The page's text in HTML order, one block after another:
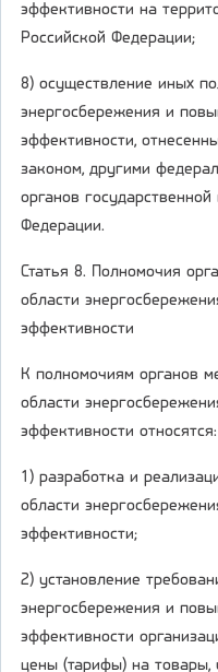
эффективности на
Российской Федерации;
8) осуществление иных
энергосбережения и
эффективности,
законом, другими
органов
Федерации.
Статья 8. Полномочия
области
эффективности
К полномочиям органов
области
эффективности относятся:
1) разработка и
области
эффективности;
2) установление
энергосбережения и
эффективности
цены (тарифы) на товары,